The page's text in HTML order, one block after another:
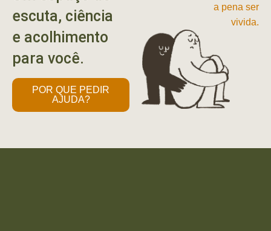
escuta, ciência
e acolhimento
para você.
POR QUE PEDIR
AJUDA?
a pena ser
vivida.